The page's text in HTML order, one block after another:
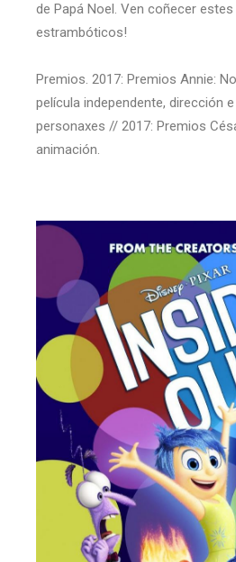
de Papá Noel. Ven coñecer
estrambóticos!
Premios. 2017: Premios Annie:
película independente, dirección
personaxes // 2017: Premios
animación.